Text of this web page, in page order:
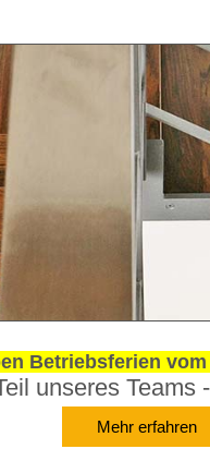
Betriebsferien vom
unseres Teams
Mehr erfahren